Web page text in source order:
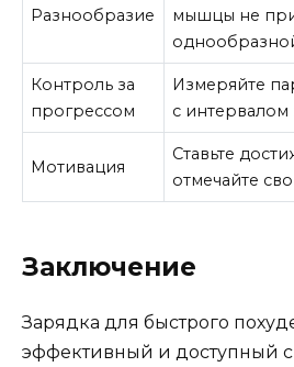
Разнообразие
мышцы не
Контроль за
прогрессом
Измеряйте
с интервалом
Мотивация
Ставьте
отмечайте
Заключение
Зарядка для быстрого
эффективный и доступный